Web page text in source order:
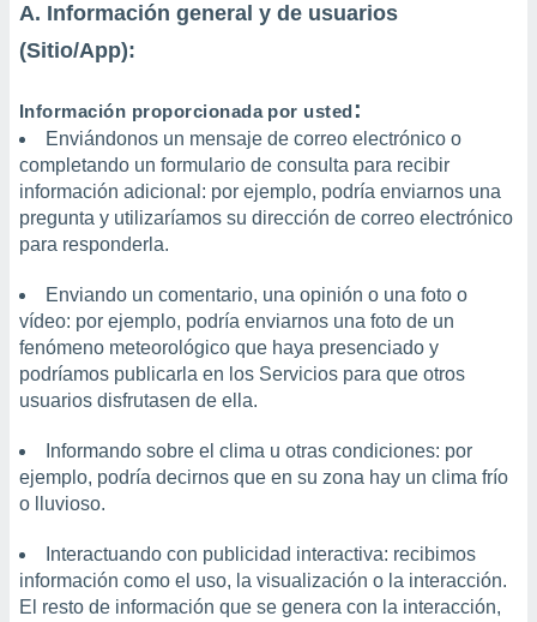
la
contenido
medir el
de la
el
del
o a través
de
de
de
uso de
mediante
publicidad
A. Información general y de usuarios
(Sitio/App):
Información proporcionada por usted :
Enviándonos un mensaje de correo electrónico o
completando un formulario de consulta para recibir
información adicional: por ejemplo, podría enviarnos una
pregunta y utilizaríamos su dirección de correo electrónico
para responderla.
Enviando un comentario, una opinión o una foto o
vídeo: por ejemplo, podría enviarnos una foto de un
fenómeno meteorológico que haya presenciado y
podríamos publicarla en los Servicios para que otros
usuarios disfrutasen de ella.
Informando sobre el clima u otras condiciones: por
ejemplo, podría decirnos que en su zona hay un clima frío
o lluvioso.
Interactuando con publicidad interactiva: recibimos
información como el uso, la visualización o la interacción.
El resto de información que se genera con la interacción,